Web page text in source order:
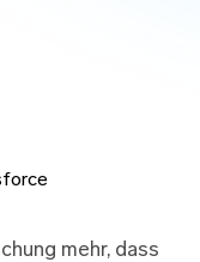
mehr, dass